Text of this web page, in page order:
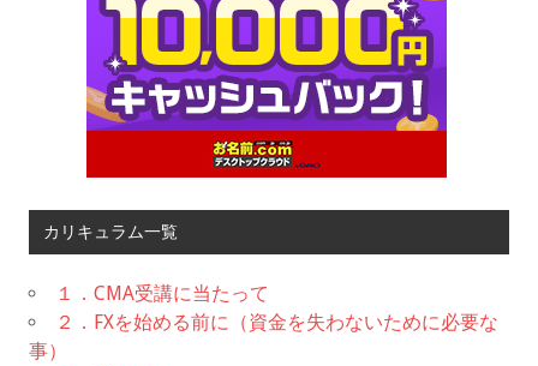
カリキュラム一覧
１．CMA受講に当たって
２．FXを始める前に（資金を失わないために必要な
事）